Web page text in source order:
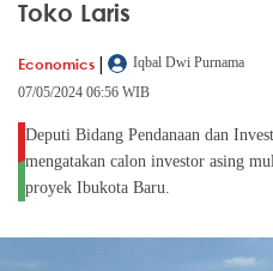
Toko Laris
Economics |
Iqbal Dwi Purnama
07/05/2024 06:56 WIB
Deputi Bidang Pendanaan dan
mengatakan calon investor asing
proyek Ibukota Baru.